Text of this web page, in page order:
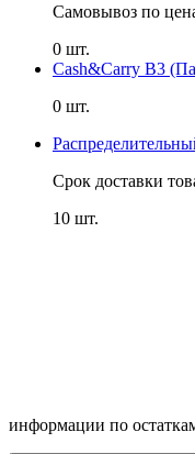
Самовывоз по
0 шт.
Cash&Carry B3
0 шт.
Срок доставки
10 шт.
информации по